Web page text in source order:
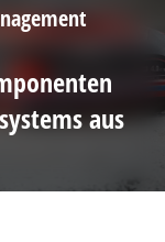
aus